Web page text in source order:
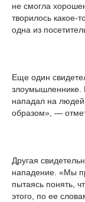
не смогла
творилось какое-
одна из
Еще один
злоумышленнике.
нападал на
образом», —
Другая
нападение. «Мы
пытаясь понять,
этого, по ее